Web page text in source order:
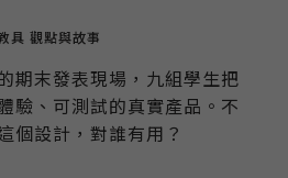
具 觀點與故事
期末發表現場，九組學生把
驗、可測試的真實產品。不
個設計，對誰有用？